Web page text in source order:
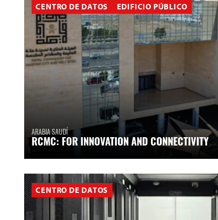
CENTRO DE DATOS EDIFICIO PÚBLICO
ARABIA SAUDÍ
RCMC: FOR INNOVATION AND CONNECTIVITY
CENTRO DE DATOS